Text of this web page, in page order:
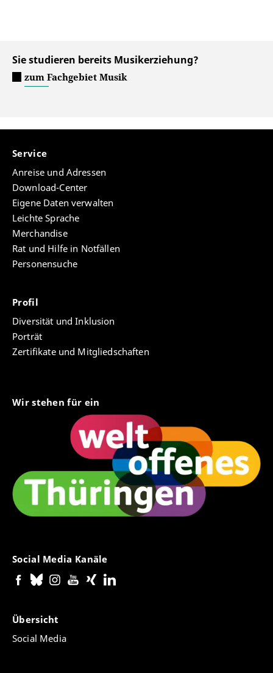
Sie studieren bereits Musikerziehung?
zum Fachgebiet Musik
Service
Anreise und Adressen
Download-Center
Eigene Daten verwalten
Leichte Sprache
Merchandise
Rat und Hilfe in Notfällen
Personensuche
Profil
Diversität und Inklusion
Porträt
Zertifikate und Mitgliedschaften
Wir stehen für ein
Social Media Kanäle
Übersicht
Social Media